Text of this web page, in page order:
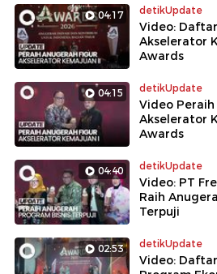
04:17 detikUpdate
Video:
Akselerator
Awards
04:15 detikUpdate
Video
Akselerator
Awards
04:40 detikUpdate
Video: PT
Raih
Terpuji
02:53 detikUpdate
Video: